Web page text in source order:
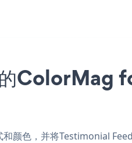
ColorMag
颜色，并将Testimonial